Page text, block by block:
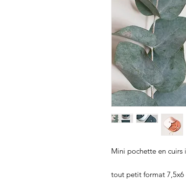
Mini pochette en cuirs
tout petit format 7,5x6